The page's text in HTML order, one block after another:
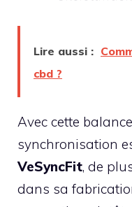
Lire aussi :
cbd ?
Avec cette
synchronisation
VeSyncFit, de
dans sa